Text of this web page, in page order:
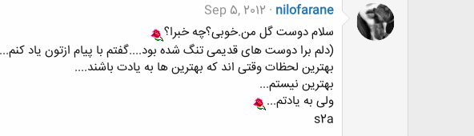
nilofarane
Sep 5, 2012
سلام دوست گل من.خوبی؟چه خبرا؟
(دلم برا دوست های قدیمی تنگ شده بود....گفتم با پیام ازتون یاد
بهترین لحظات وقتی اند که بهترین ها به یادت باشند....
بهترین نیستم...
ولی به یادتم...
s2a